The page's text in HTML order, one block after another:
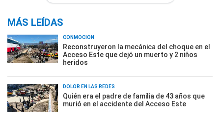
MÁS LEÍDAS
CONMOCIÓN
Reconstruyeron la mecánica del choque en el
Acceso Este que dejó un muerto y 2 niños
heridos
DOLOR EN LAS REDES
Quién era el padre de familia de 43 años que
murió en el accidente del Acceso Este